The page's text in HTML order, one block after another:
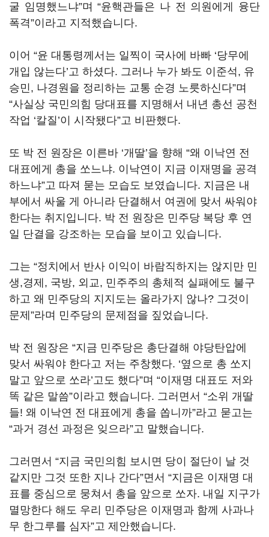
굴 임명했느냐”며 “윤핵관들은 나 전 의원에게 융단
폭격”이라고 지적했습니다.
이어 “윤 대통령께서는 일찍이 국사에 바빠 ‘당무에
개입 않는다’고 하셨다. 그러나 누가 봐도 이준석, 유
승민, 나경원을 정리하는 교통 순경 노릇하신다”며
“사실상 국민의힘 당대표를 지명해서 내년 총선 공천
작업 ‘칼질’이 시작됐다”고 비판했다.
또 박 전 원장은 이른바 ‘개딸’을 향해 “왜 이낙연 전
대표에게 총을 쏘느냐. 이낙연이 지금 이재명을 공격
하느냐”고 따져 묻는 모습도 보였습니다. 지금은 내
부에서 싸울 게 아니라 단결해서 여권에 맞서 싸워야
한다는 취지입니다. 박 전 원장은 민주당 복당 후 연
일 단결을 강조하는 모습을 보이고 있습니다.
그는 “정치에서 반사 이익이 바람직하지는 않지만 민
생,경제, 국방, 외교, 민주주의 총체적 실패에도 불구
하고 왜 민주당의 지지도는 올라가지 않나? 그것이
문제”라며 민주당의 문제점을 짚었습니다.
박 전 원장은 “지금 민주당은 총단결해 야당탄압에
맞서 싸워야 한다고 저는 주창했다. ‘옆으로 총 쏘지
말고 앞으로 쏘라’고도 했다”며 “이재명 대표도 저와
똑 같은 말씀”이라고 했습니다. 그러면서 “소위 개딸
들! 왜 이낙연 전 대표에게 총을 쏩니까”라고 묻고는
“과거 경선 과정은 잊으라”고 말했습니다.
그러면서 “지금 국민의힘 보시면 당이 절단이 날 것
같지만 그것 또한 지나 간다”면서 “지금은 이재명 대
표를 중심으로 뭉쳐서 총을 앞으로 쏘자. 내일 지구가
멸망한다 해도 우리 민주당은 이재명과 함께 사과나
무 한그루를 심자”고 제안했습니다.